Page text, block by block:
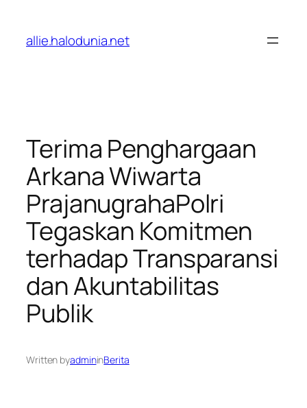
konten
allie.halodunia.net
Terima Penghargaan
Arkana Wiwarta
PrajanugrahaPolri
Tegaskan Komitmen
terhadap Transparansi
dan Akuntabilitas
Publik
Written byadmininBerita